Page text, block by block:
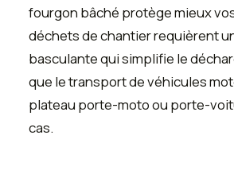
fourgon bâché protège mieux
déchets de chantier requièrent
basculante qui simplifie le
que le transport de véhicules
plateau porte-moto ou porte-
cas.